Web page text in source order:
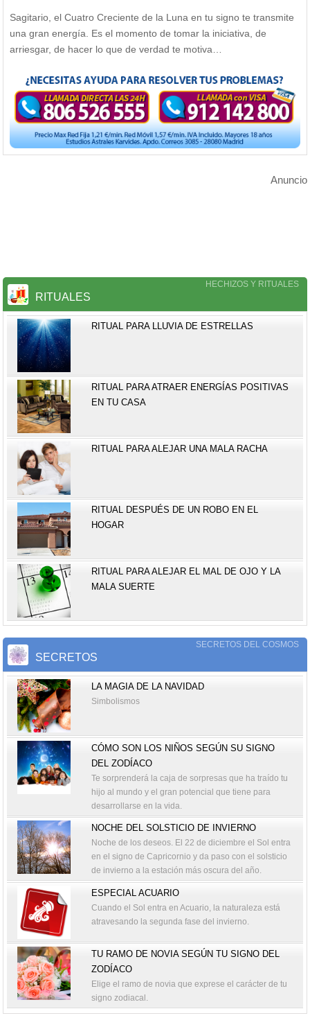
Sagitario, el Cuatro Creciente de la Luna en tu signo te transmite
una gran energía. Es el momento de tomar la iniciativa, de
arriesgar, de hacer lo que de verdad te motiva…
Anuncio
HECHIZOS Y RITUALES
RITUALES
RITUAL PARA LLUVIA DE ESTRELLAS
RITUAL PARA ATRAER ENERGÍAS POSITIVAS
EN TU CASA
RITUAL PARA ALEJAR UNA MALA RACHA
RITUAL DESPUÉS DE UN ROBO EN EL
HOGAR
RITUAL PARA ALEJAR EL MAL DE OJO Y LA
MALA SUERTE
SECRETOS DEL COSMOS
SECRETOS
LA MAGIA DE LA NAVIDAD
Simbolismos
CÓMO SON LOS NIÑOS SEGÚN SU SIGNO
DEL ZODÍACO
Te sorprenderá la caja de sorpresas que ha traído tu
hijo al mundo y el gran potencial que tiene para
desarrollarse en la vida.
NOCHE DEL SOLSTICIO DE INVIERNO
Noche de los deseos. El 22 de diciembre el Sol entra
en el signo de Capricornio y da paso con el solsticio
de invierno a la estación más oscura del año.
ESPECIAL ACUARIO
Cuando el Sol entra en Acuario, la naturaleza está
atravesando la segunda fase del invierno.
TU RAMO DE NOVIA SEGÚN TU SIGNO DEL
ZODÍACO
Elige el ramo de novia que exprese el carácter de tu
signo zodiacal.